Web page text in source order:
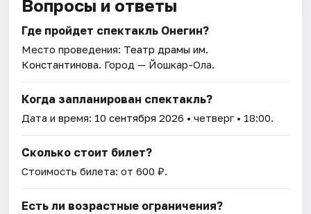
Вопросы и ответы
Где пройдет спектакль Онегин?
Место проведения: Театр драмы им.
Константинова. Город — Йошкар-Ола.
Когда запланирован спектакль?
Дата и время: 10 сентября 2026 • четверг • 18:00.
Сколько стоит билет?
Стоимость билета: от 600 ₽.
Есть ли возрастные ограничения?